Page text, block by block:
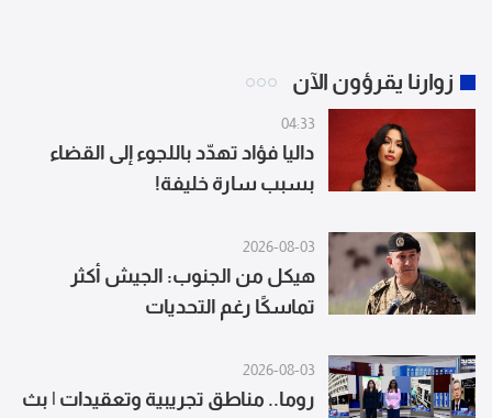
زوارنا يقرؤون الآن
04:33
داليا فؤاد تهدّد باللجوء إلى القضاء
بسبب سارة خليفة!
2026-08-03
هيكل من الجنوب: الجيش أكثر
تماسكًا رغم التحديات
2026-08-03
روما.. مناطق تجريبية وتعقيدات | بث